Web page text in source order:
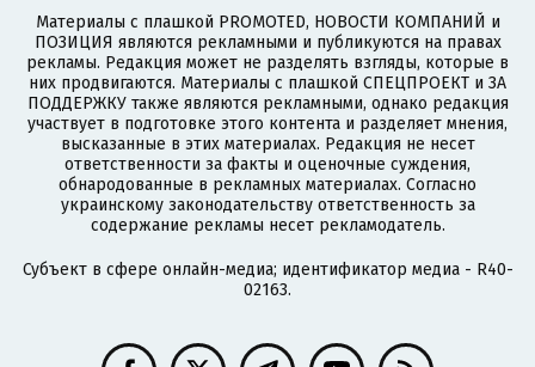
Материалы с плашкой PROMOTED, НОВОСТИ КОМПАНИЙ и
ПОЗИЦИЯ являются рекламными и публикуются на правах
рекламы. Редакция может не разделять взгляды, которые в
них продвигаются. Материалы с плашкой СПЕЦПРОЕКТ и ЗА
ПОДДЕРЖКУ также являются рекламными, однако редакция
участвует в подготовке этого контента и разделяет мнения,
высказанные в этих материалах. Редакция не несет
ответственности за факты и оценочные суждения,
обнародованные в рекламных материалах. Согласно
украинскому законодательству ответственность за
содержание рекламы несет рекламодатель.
Субъект в сфере онлайн-медиа; идентификатор медиа - R40-
02163.